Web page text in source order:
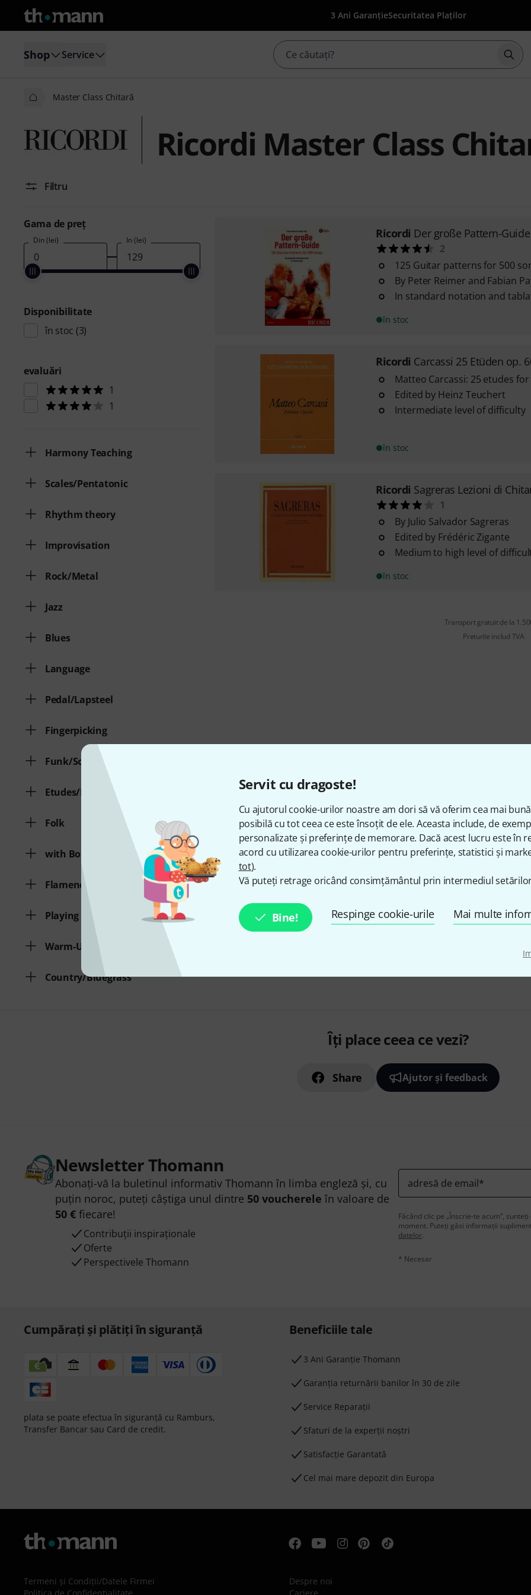
Servit cu dragoste!
Cu ajutorul cookie-urilor noastre am dori să vă oferim cea mai
posibilă cu tot ceea ce este însoțit de ele. Aceasta include, de
personalizate și preferințe de memorare. Dacă acest lucru este în
acord cu utilizarea cookie-urilor pentru preferințe, statistici și
tot).
Vă puteți retrage oricând consimțământul prin intermediul
Bine! Respinge cookie-urile Mai multe
3 Ani GaranțieSecuritatea Plaților
Shop Service
Master Class Chitară
Ricordi Master Class
Filtru
Gama de preţ
Din (lei) În (lei)
Disponibilitate
în stoc (3)
evaluări
1
1
Harmony Teaching
Scales/Pentatonic
Rhythm theory
Improvisation
Rock/Metal
Jazz
Blues
Language
Pedal/Lapsteel
Fingerpicking
Funk/Soul
Etudes/Exercises
Folk
with Bonus Audio/Video
Flamenco/Latin
Playing Tecniques
Warm-Up
Country/Bluegrass
Ricordi Der große Pattern-Guide
2
125 Guitar patterns for 500
By Peter Reimer and Fabian
In standard notation and
în stoc
Ricordi Carcassi 25 Etüden op.
Matteo Carcassi: 25 etudes
Edited by Heinz Teuchert
Intermediate level of difficulty
în stoc
Ricordi Sagreras Lezioni di
1
By Julio Salvador Sagreras
Edited by Frédéric Zigante
Medium to high level of
în stoc
Transport gratuit de la
Preturile includ TVA
Îți place ceea ce vezi?
Share Ajutor și feedback
Newsletter Thomann
Abonați-vă la buletinul informativ Thomann în limba engleză și, cu
puțin noroc, puteți câștiga unul dintre 50 voucherele în valoare de
50 €fiecare!
Contribuții inspiraționale
Oferte
Perspectivele Thomann
adresă de email*
Făcând clic pe „Înscrie-te acum”,
moment. Puteți găsi informații
datelor.
* Necesar
Cumpărați și plătiți în siguranță
plata se poate efectua în siguranță cu Ramburs,
Transfer Bancar sau Card de credit.
Beneficiile tale
3 Ani Garanție Thomann
Garanţia returnării banilor în 30 de zile
Service Reparații
Sfaturi de la experții noștri
Satisfacție Garantată
Cel mai mare depozit din Europa
Termeni şi Condiţii/Datele Firmei
Despre noi